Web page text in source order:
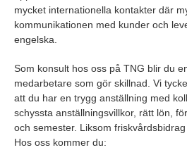
mycket internationella kontakter där
kommunikationen med kunder och
engelska.
Som konsult hos oss på TNG blir du
medarbetare som gör skillnad. Vi
att du har en trygg anställning med
schyssta anställningsvillkor, rätt lön,
och semester. Liksom
Hos oss kommer du: